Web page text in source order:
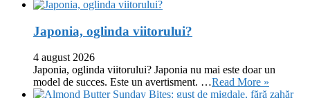
Japonia, oglinda viitorului?
4 august 2026
Japonia, oglinda viitorului? Japonia nu mai este doar un
model de succes. Este un avertisment. …Read More »